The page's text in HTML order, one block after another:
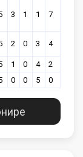
3 1 1 7
2 0 3 4
1 0 4
2
0 0 5 0